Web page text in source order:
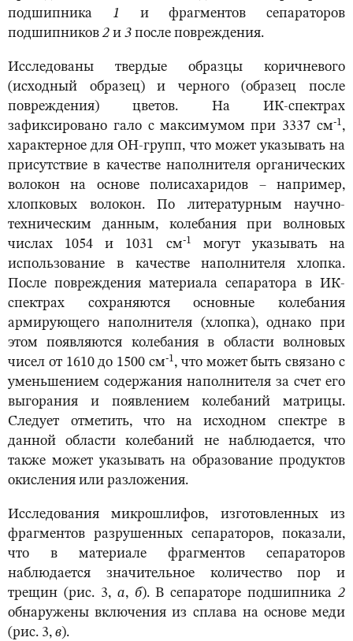
подшипника 1 и фрагментов сепараторов
подшипников 2 и 3 после повреждения.
Исследованы твердые образцы коричневого
(исходный образец) и черного (образец после
повреждения) цветов. На ИК-спектрах
зафиксировано гало с максимумом при 3337 см-1,
характерное для OH-групп, что может указывать на
присутствие в качестве наполнителя органических
волокон на основе полисахаридов – например,
хлопковых волокон. По литературным научно-
техническим данным, колебания при волновых
числах 1054 и 1031 см-1
могут указывать на
использование в качестве наполнителя хлопка.
После повреждения материала сепаратора в ИК-
спектрах сохраняются основные колебания
армирующего наполнителя (хлопка), однако при
этом появляются колебания в области волновых
чисел от 1610 до 1500 см-1, что может быть связано с
уменьшением содержания наполнителя за счет его
выгорания и появлением колебаний матрицы.
Следует отметить, что на исходном спектре в
данной области колебаний не наблюдается, что
также может указывать на образование продуктов
окисления или разложения.
Исследования микрошлифов, изготовленных из
фрагментов разрушенных сепараторов, показали,
что в материале фрагментов сепараторов
наблюдается значительное количество пор и
трещин (рис. 3, а, б). В сепараторе подшипника 2
обнаружены включения из сплава на основе меди
(рис. 3, в).